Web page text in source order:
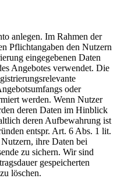
anlegen. Im Rahmen der
Pflichtangaben den Nutzern
eingegebenen Daten
Angebotes verwendet. Die
oder
werden. Wenn Nutzer
deren Daten im Hinblick
deren Aufbewahrung ist
entspr. Art. 6 Abs. 1 lit.
ihre Daten bei
zu sichern. Wir sind
gespeicherten
löschen.